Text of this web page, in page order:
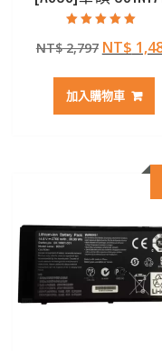
5.00
滿分 5
NT$2,797 原
價
格：
NT$
加入購物車